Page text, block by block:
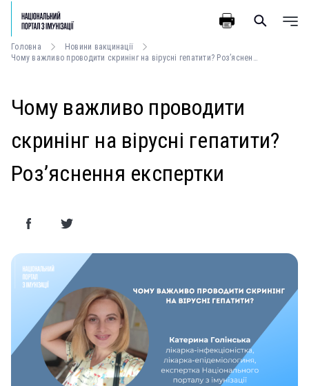
Головна
Новини вакцинації
Чому важливо проводити скринінг на вірусні гепатити? Роз’яснення експертки
Чому важливо проводити
скринінг на вірусні гепатити?
Роз’яснення експертки